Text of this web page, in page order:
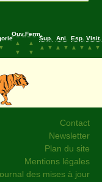
▼
Ouv.
▲
▼
Ferm.
▲
▼
Sup.
▲
▼
Ani.
▲
▼
Esp.
▲
▼
Visit.
▲
▼
Contact
Newsletter
Plan du site
Mentions légales
des mises à jour